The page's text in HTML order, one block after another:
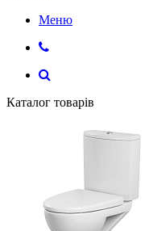
Меню
Каталог товарів